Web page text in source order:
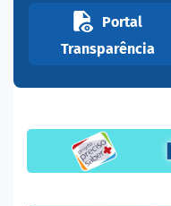
Portal
Transparência